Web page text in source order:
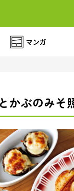
マンガ
かぶのみ